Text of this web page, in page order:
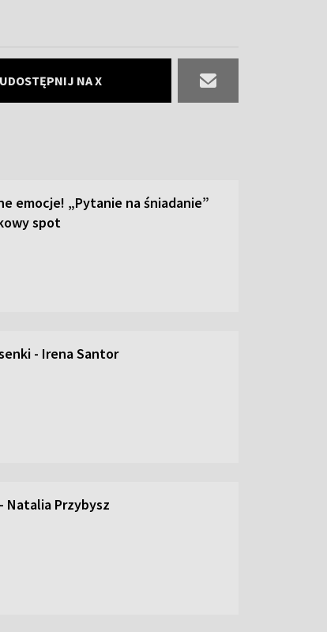
UDOSTĘPNIJ NA X
emocje! „Pytanie na śniadanie”
spot
- Irena Santor
Natalia Przybysz